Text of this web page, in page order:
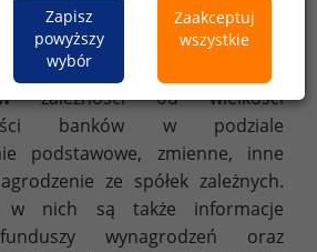
tylko niewielki wycinek informacji,
pełne wersje raportów.
Państwo informacje dotyczące
zależności od wielkości
banków w podziale
podstawowe, zmienne, inne
ze spółek zależnych.
w nich są także informacje
wynagrodzeń oraz
Zapisz
powyższy
wybór
Zaakceptuj
wszystkie